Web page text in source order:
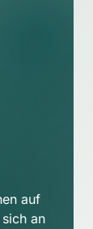
auf
an